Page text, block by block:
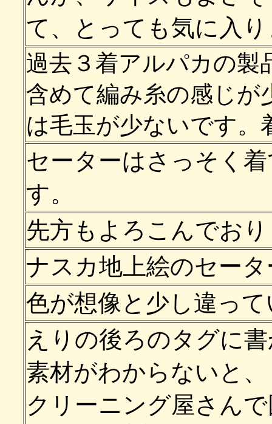
て、とっても気に入
過去３着アルパカの製
含めて編み糸の感じが
は毛玉が少ないです。
セーターはさっそく
す。
先方もよろこんでお
ナスカ地上絵のセー
色が想像と少し違っ
えりの後ろのタグに
素材がわからないと、
クリーニング屋さん